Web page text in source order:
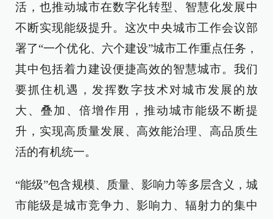
活，也推动城市在数字化转型、智慧化发展中
不断实现能级提升。这次中央城市工作会议部
署了“一个优化、六个建设”城市工作重点任务，
其中包括着力建设便捷高效的智慧城市。我们
要抓住机遇，发挥数字技术对城市发展的放
大、叠加、倍增作用，推动城市能级不断提
升，实现高质量发展、高效能治理、高品质生
活的有机统一。
“能级”包含规模、质量、影响力等多层含义，城
市能级是城市竞争力、影响力、辐射力的集中